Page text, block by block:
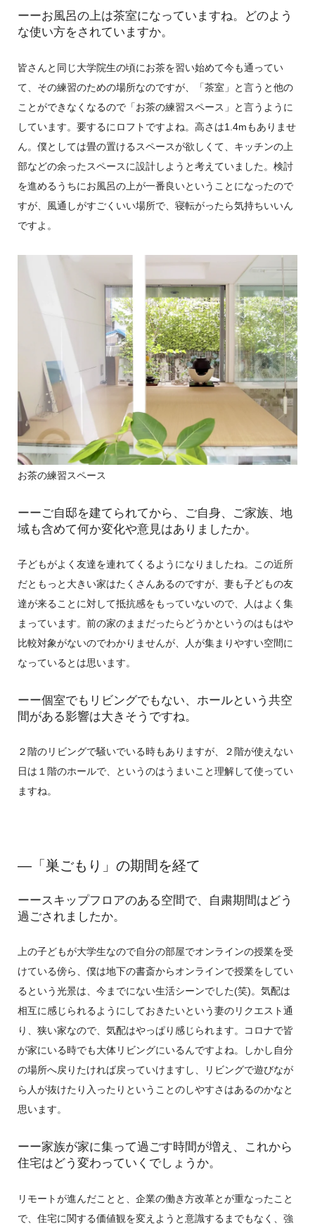
ーーお風呂の上は茶室になっていますね。どのよう
な使い方をされていますか。
皆さんと同じ大学院生の頃にお茶を習い始めて今も通ってい
て、その練習のための場所なのですが、「茶室」と言うと他の
ことができなくなるので「お茶の練習スペース」と言うように
しています。要するにロフトですよね。高さは1.4mもありませ
ん。僕としては畳の置けるスペースが欲しくて、キッチンの上
部などの余ったスペースに設計しようと考えていました。検討
を進めるうちにお風呂の上が一番良いということになったので
すが、風通しがすごくいい場所で、寝転がったら気持ちいいん
ですよ。
お茶の練習スペース
ーーご自邸を建てられてから、ご自身、ご家族、地
域も含めて何か変化や意見はありましたか。
子どもがよく友達を連れてくるようになりましたね。この近所
だともっと大きい家はたくさんあるのですが、妻も子どもの友
達が来ることに対して抵抗感をもっていないので、人はよく集
まっています。前の家のままだったらどうかというのはもはや
比較対象がないのでわかりませんが、人が集まりやすい空間に
なっているとは思います。
ーー個室でもリビングでもない、ホールという共空
間がある影響は大きそうですね。
２階のリビングで騒いでいる時もありますが、２階が使えない
日は１階のホールで、というのはうまいこと理解して使ってい
ますね。
―「巣ごもり」の期間を経て
ーースキップフロアのある空間で、自粛期間はどう
過ごされましたか。
上の子どもが大学生なので自分の部屋でオンラインの授業を受
けている傍ら、僕は地下の書斎からオンラインで授業をしてい
るという光景は、今までにない生活シーンでした(笑)。気配は
相互に感じられるようにしておきたいという妻のリクエスト通
り、狭い家なので、気配はやっぱり感じられます。コロナで皆
が家にいる時でも大体リビングにいるんですよね。しかし自分
の場所へ戻りたければ戻っていけますし、リビングで遊びなが
ら人が抜けたり入ったりということのしやすさはあるのかなと
思います。
ーー家族が家に集って過ごす時間が増え、これから
住宅はどう変わっていくでしょうか。
リモートが進んだことと、企業の働き方改革とが重なったこと
で、住宅に関する価値観を変えようと意識するまでもなく、強